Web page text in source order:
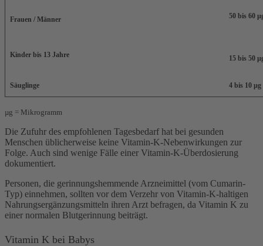
Frauen / Männer 50 bis 60
Kinder bis 13 Jahre 15 bis 50
Säuglinge 4 bis 10 µg
µg = Mikrogramm
Die Zufuhr des empfohlenen Tagesbedarf hat bei gesunden
Menschen üblicherweise keine Vitamin-K-Nebenwirkungen zur
Folge. Auch sind wenige Fälle einer Vitamin-K-Überdosierung
dokumentiert.
Personen, die gerinnungshemmende Arzneimittel (vom Cumarin-
Typ) einnehmen, sollten vor dem Verzehr von Vitamin-K-haltigen
Nahrungsergänzungsmitteln ihren Arzt befragen, da Vitamin K zu
einer normalen Blutgerinnung beiträgt.
Vitamin K bei Babys